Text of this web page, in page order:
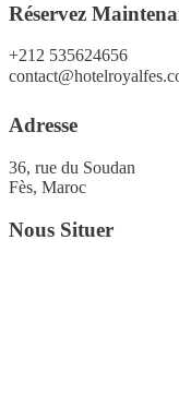
Réservez
+212 535624656
Adresse
36, rue du Soudan
Fès, Maroc
Nous Situer